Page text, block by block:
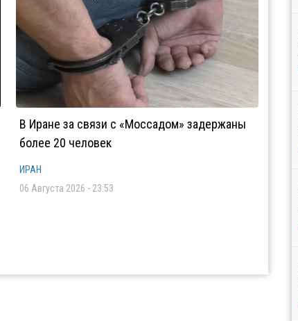
В Иране за связи с «Моссадом» задержаны
более 20 человек
ИРАН
06 Августа 2026 - 23:53